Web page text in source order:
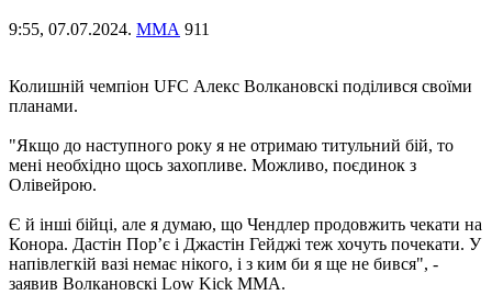
9:55, 07.07.2024. ММА 911
Колишній чемпіон UFC Алекс Волкановскі поділився своїми
планами.
"Якщо до наступного року я не отримаю титульний бій, то
мені необхідно щось захопливе. Можливо, поєдинок з
Олівейрою.
Є й інші бійці, але я думаю, що Чендлер продовжить чекати на
Конора. Дастін Пор’є і Джастін Гейджі теж хочуть почекати. У
напівлегкій вазі немає нікого, і з ким би я ще не бився", -
заявив Волкановскі Low Kick MMA.